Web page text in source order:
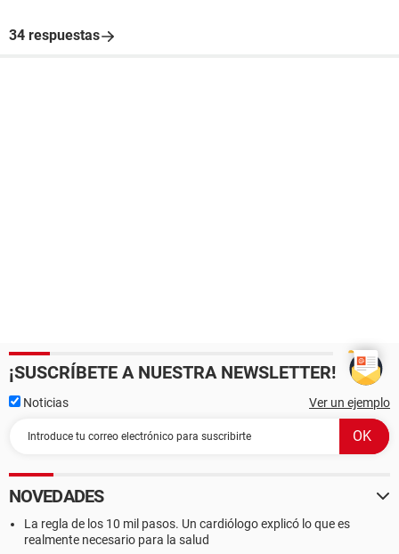
34 respuestas
¡SUSCRÍBETE A NUESTRA NEWSLETTER!
Noticias Ver un ejemplo
NOVEDADES
La regla de los 10 mil pasos. Un cardiólogo explicó lo que es
realmente necesario para la salud